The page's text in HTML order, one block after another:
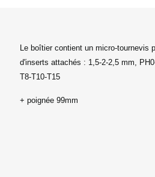
Le boîtier contient un micro-tournevis
d'inserts attachés : 1,5-2-2,5 mm,
T8-T10-T15
+ poignée 99mm